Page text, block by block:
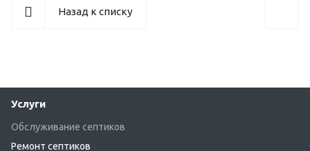
Назад к списку
Услуги
Обслуживание септиков
Ремонт септиков